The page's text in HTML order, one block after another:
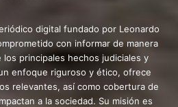
digital fundado por Leonardo
con informar de manera
principales hechos judiciales y
enfoque riguroso y ético, ofrece
relevantes, así como cobertura de
a la sociedad. Su misión es